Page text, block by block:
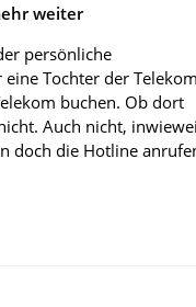
weiter
persönliche
Tochter der
buchen. Ob dort
Auch nicht,
doch die Hotline